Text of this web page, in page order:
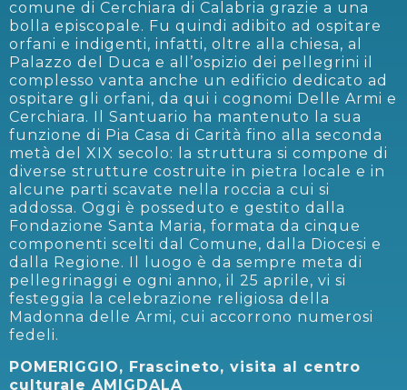
comune di Cerchiara di Calabria grazie a una
bolla episcopale. Fu quindi adibito ad ospitare
orfani e indigenti, infatti, oltre alla chiesa, al
Palazzo del Duca e all’ospizio dei pellegrini il
complesso vanta anche un edificio dedicato ad
ospitare gli orfani, da qui i cognomi Delle Armi e
Cerchiara. Il Santuario ha mantenuto la sua
funzione di Pia Casa di Carità fino alla seconda
metà del XIX secolo: la struttura si compone di
diverse strutture costruite in pietra locale e in
alcune parti scavate nella roccia a cui si
addossa. Oggi è posseduto e gestito dalla
Fondazione Santa Maria, formata da cinque
componenti scelti dal Comune, dalla Diocesi e
dalla Regione. Il luogo è da sempre meta di
pellegrinaggi e ogni anno, il 25 aprile, vi si
festeggia la celebrazione religiosa della
Madonna delle Armi, cui accorrono numerosi
fedeli.
POMERIGGIO, Frascineto, visita al centro
culturale AMIGDALA